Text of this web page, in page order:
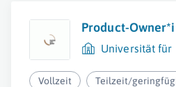
Product-
Universität für
Vollzeit Teilzeit/